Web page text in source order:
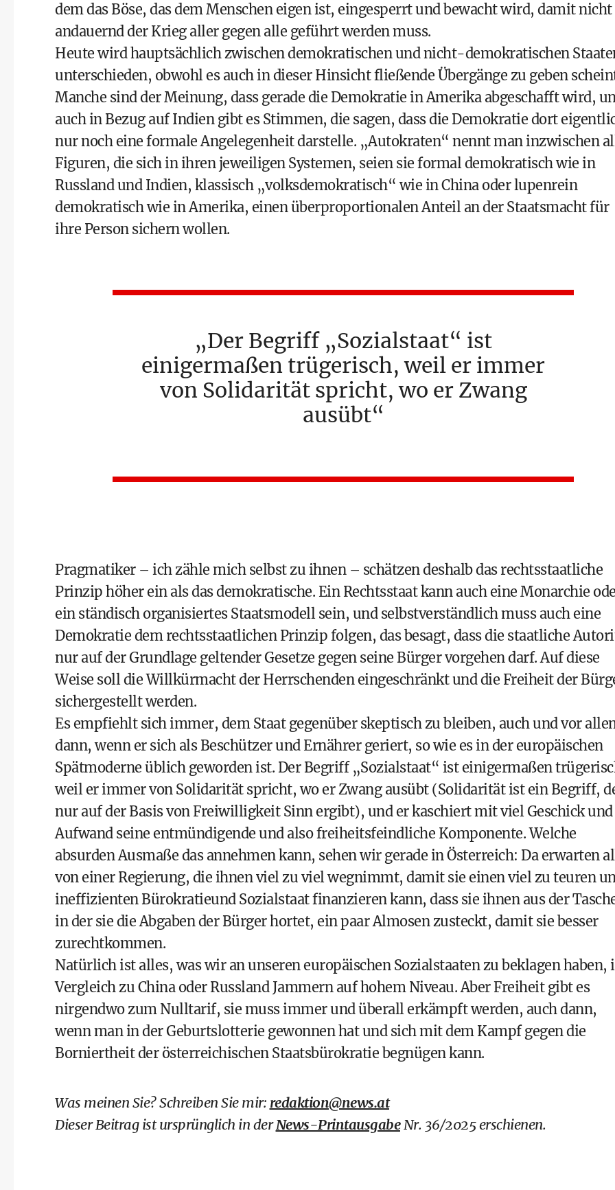
dem das Böse, das dem Menschen eigen ist, eingesperrt und bewacht wird, damit nicht
andauernd der Krieg aller gegen alle geführt werden muss.
Heute wird hauptsächlich zwischen demokratischen und nicht-demokratischen
unterschieden, obwohl es auch in dieser Hinsicht fließende Übergänge zu geben
Manche sind der Meinung, dass gerade die Demokratie in Amerika abgeschafft wird,
auch in Bezug auf Indien gibt es Stimmen, die sagen, dass die Demokratie dort
nur noch eine formale Angelegenheit darstelle. „Autokraten“ nennt man inzwischen
Figuren, die sich in ihren jeweiligen Systemen, seien sie formal demokratisch wie in
Russland und Indien, klassisch „volksdemokratisch“ wie in China oder lupenrein
demokratisch wie in Amerika, einen überproportionalen Anteil an der Staatsmacht für
ihre Person sichern wollen.
Der Begriff „Sozialstaat“ ist
einigermaßen trügerisch, weil er immer
von Solidarität spricht, wo er Zwang
ausübt
Pragmatiker – ich zähle mich selbst zu ihnen – schätzen deshalb das rechtsstaatliche
Prinzip höher ein als das demo­kratische. Ein Rechtsstaat kann auch eine Monarchie
ein ständisch organisiertes Staatsmodell sein, und selbstverständlich muss auch eine
Demokratie dem rechtsstaatlichen Prinzip folgen, das besagt, dass die staatliche
nur auf der Grundlage geltender Gesetze gegen seine Bürger vorgehen darf. Auf diese
Weise soll die Willkürmacht der Herrschenden eingeschränkt und die Freiheit der
sichergestellt werden.
Es empfiehlt sich immer, dem Staat gegenüber skeptisch zu bleiben, auch und vor
dann, wenn er sich als Beschützer und Ernährer geriert, so wie es in der europäischen
Spätmoderne üblich geworden ist. Der Begriff „Sozialstaat“ ist einigermaßen
weil er immer von Solidarität spricht, wo er Zwang ausübt (Solidarität ist ein Begriff,
nur auf der Basis von Freiwilligkeit Sinn ergibt), und er kaschiert mit viel Geschick und
Aufwand seine entmündigende und also freiheitsfeindliche Komponente. Welche
absurden Ausmaße das annehmen kann, sehen wir gerade in Österreich: Da erwarten
von einer Regierung, die ihnen viel zu viel wegnimmt, damit sie einen viel zu teuren
ineffizienten Bürokratieund Sozialstaat finanzieren kann, dass sie ihnen aus der
in der sie die Abgaben der Bürger hortet, ein paar Almosen zusteckt, damit sie besser
zurechtkommen.
Natürlich ist alles, was wir an unseren europäischen Sozialstaaten zu beklagen haben,
Vergleich zu China oder Russland Jammern auf hohem Niveau. Aber Freiheit gibt es
nirgendwo zum Nulltarif, sie muss immer und überall erkämpft werden, auch dann,
wenn man in der Geburtslotterie gewonnen hat und sich mit dem Kampf gegen die
Borniertheit der österreichischen Staatsbürokratie begnügen kann.
Was meinen Sie? Schreiben Sie mir: redaktion@news.at
Dieser Beitrag ist ursprünglich in derNews-PrintausgabeNr. 36/2025 erschienen.